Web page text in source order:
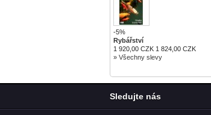
-5%
Rybářství
1 920,00 CZK 1 824,00 CZK
» Všechny slevy
Sledujte nás